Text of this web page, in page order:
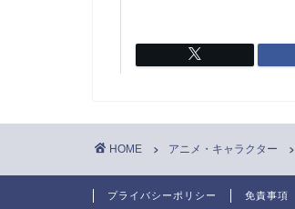
HOME アニメ・キャラクター
プライバシーポリシー 免責事項